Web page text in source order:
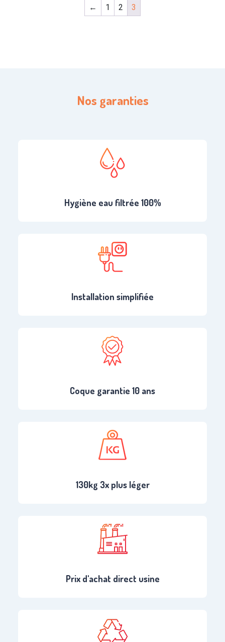
← 1 2 3
Nos garanties
Hygiène eau filtrée 100%
Installation simplifiée
Coque garantie 10 ans
130kg 3x plus léger
Prix d'achat direct usine